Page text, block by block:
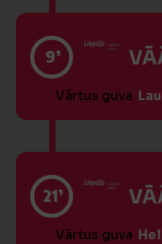
9’
Vārtus guva
21’
Vārtus guva